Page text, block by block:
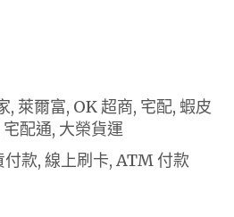
, 萊爾富, OK 超商, 宅配, 蝦皮
配通, 大榮貨運
款, 線上刷卡, ATM 付款